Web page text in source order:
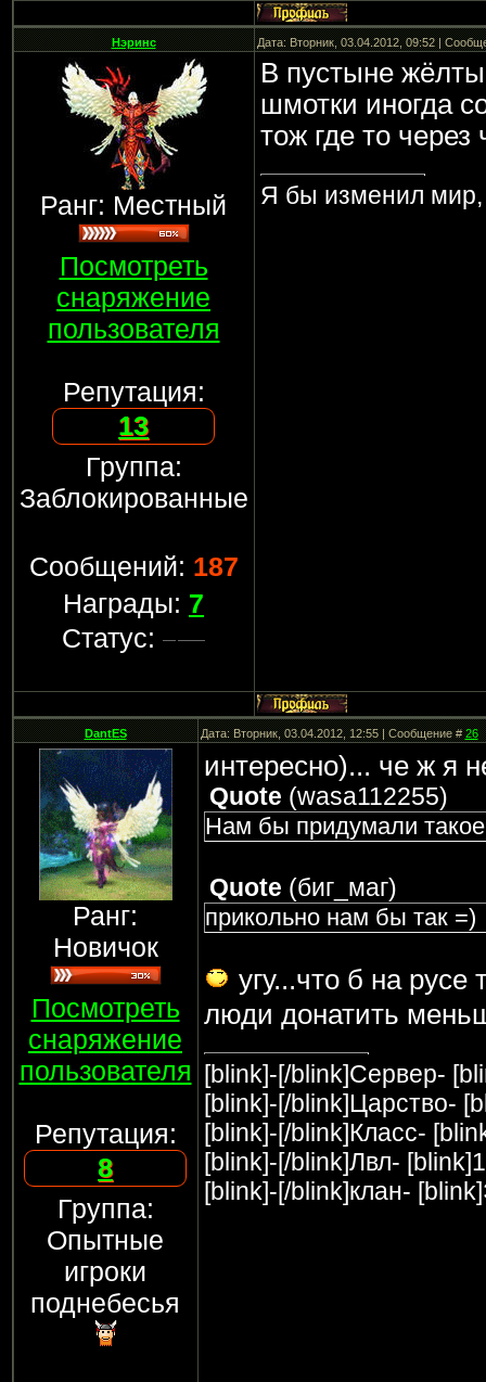
Нэринс Дата: Вторник, 03.04.2012, 09:52 |
Ранг: Местный
Посмотреть
снаряжение
пользователя
Репутация:
13
Группа:
Заблокированные
Сообщений: 187
Награды: 7
Статус:
В пустыне
шмотки иногда
тож где то через
Я бы изменил мир,
DantES Дата: Вторник, 03.04.2012, 12:55 | Сообщение #26
Ранг:
Новичок
Посмотреть
снаряжение
пользователя
Репутация:
8
Группа:
Опытные
игроки
поднебесья
интересно)... че ж я
Quote (wasa112255)
Нам бы придумали такое
Quote (биг_маг)
прикольно нам бы так =)
угу...что б на русе
люди донатить
[blink]-[/blink]Cервер-
[blink]-[/blink]Царство-
[blink]-[/blink]Класс-
[blink]-[/blink]Лвл-
[blink]-[/blink]клан-